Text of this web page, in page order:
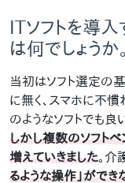
ITソフトを導
は何でしょうか。
当初はソフト選定の
に無く、スマホに不
のようなソフトでも良
しかし複数のソフト
増えていきました。介
るような操作」がで